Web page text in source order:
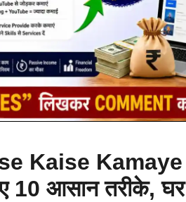
Kaise
आसान तरीके, घर